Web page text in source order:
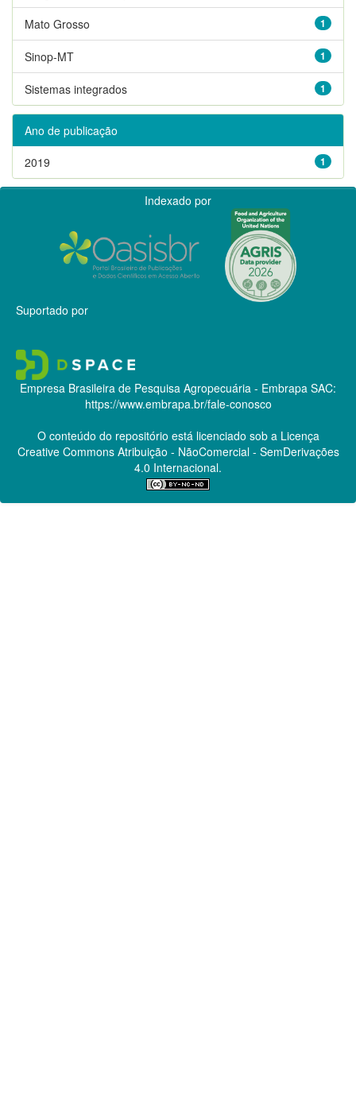
1
Mato Grosso
1
Sinop-MT
1
Sistemas integrados
Ano de publicação
1
2019
Indexado por
Suportado por
Empresa Brasileira de Pesquisa Agropecuária - Embrapa SAC:
https://www.embrapa.br/fale-conosco
O conteúdo do repositório está licenciado sob a Licença
Creative CommonsAtribuição - NãoComercial - SemDerivações
4.0 Internacional.